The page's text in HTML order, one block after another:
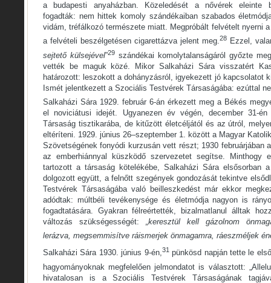
a budapesti anyaházban. Közeledését a nővérek eleinte
fogadták: nem hittek komoly szándékaiban szabados
vidám, tréfálkozó természete miatt. Megpróbált felvételt nyerni
a felvételi beszélgetésen cigarettázva jelent meg.28 Ezzel,
sejtető külsejével”29szándékai komolytalanságáról győzte
vették be maguk közé. Mikor Salkaházi Sára visszatért
határozott: leszokott a dohányzásról, igyekezett jó kapcsolatot
Ismét jelentkezett a Szociális Testvérek Társaságába: ezúttal
Salkaházi Sára 1929. február 6-án érkezett meg a Békés
el noviciátusi idejét. Ugyanezen év végén, december 31-
Társaság tisztikarába, de kitűzött életcéljától és az útról,
eltéríteni. 1929. június 26–szeptember 1. között a Magyar
Szövetségének fonyódi kurzusán vett részt; 1930 februárjában
az emberhiánnyal küszködő szervezetet segítse. Minthogy
tartozott a társaság kötelékébe, Salkaházi Sára elsősorban
dolgozott együtt, a felnőtt szegények gondozását tekintve
Testvérek Társaságába való beilleszkedést már ekkor
adódtak: múltbéli tevékenysége és életmódja nagyon is
fogadtatására. Gyakran félreértették, bizalmatlanul álltak
változás szükségességét: „keresztül kell gázolnom
lerázva, megsemmisítve ráismerjek önmagamra, ráeszméljek
Salkaházi Sára 1930. június 9-én,31 pünkösd napján tette le
hagyományoknak megfelelően jelmondatot is választott:
hivatalosan is a Szociális Testvérek Társaságának